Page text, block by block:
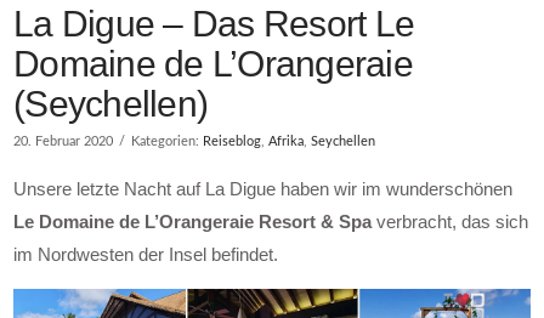
La Digue – Das Resort Le
Domaine de L’Orangeraie
(Seychellen)
20. Februar 2020 Kategorien: Reiseblog,Afrika,Seychellen
Unsere letzte Nacht auf La Digue haben wir im wunderschönen
Le Domaine de L’Orangeraie Resort & Spa verbracht, das sich
im Nordwesten der Insel befindet.